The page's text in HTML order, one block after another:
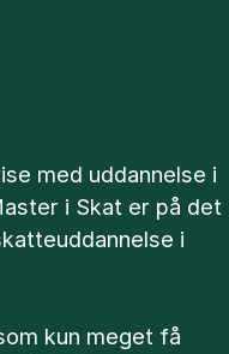
med uddannelse i
i Skat er på det
i
kun meget få